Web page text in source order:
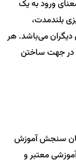
ورود به یک
بلندمدت،
دیگران می‌باشد. هر
در جهت ساختن
سنجش آموزش
معتبر و